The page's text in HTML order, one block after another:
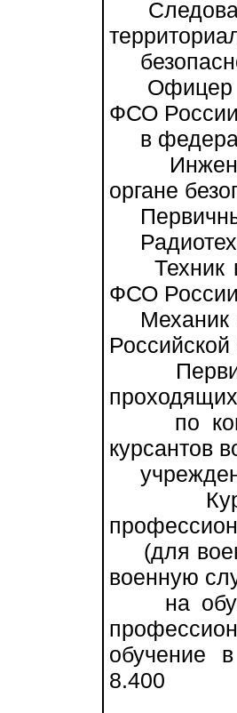
Офицер в
ФСО России
в
Инженер:
органе
Техник в
ФСО
Механик
по
курсантов
Курсант
(для
военную
на
обучение
8.400